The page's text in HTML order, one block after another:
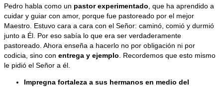
Pedro habla como un pastor experimentado, que ha aprendido a
cuidar y guiar con amor, porque fue pastoreado por el mejor
Maestro. Estuvo cara a cara con el Señor: caminó, comió y durmió
junto a Él. Por eso sabía lo que era ser verdaderamente
pastoreado. Ahora enseña a hacerlo no por obligación ni por
codicia, sino con entrega y ejemplo. Recordemos que esto mismo
le pidió el Señor a él.
Impregna fortaleza a sus hermanos en medio del